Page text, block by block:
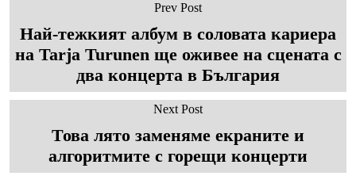
Prev Post
Най-тежкият албум в соловата кариера
на Tarja Turunen ще оживее на сцената с
два концерта в България
Next Post
Това лято заменяме екраните и
алгоритмите с горещи концерти